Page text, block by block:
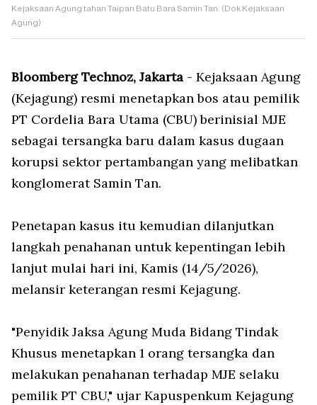
Kejaksaan Agung tahan Taipan Batu Bara Samin Tan. (Dok Kejaksaan
Agung)
Bloomberg Technoz, Jakarta - Kejaksaan Agung
(Kejagung) resmi menetapkan bos atau pemilik
PT Cordelia Bara Utama (CBU) berinisial MJE
sebagai tersangka baru dalam kasus dugaan
korupsi sektor pertambangan yang melibatkan
konglomerat Samin Tan.
Penetapan kasus itu kemudian dilanjutkan
langkah penahanan untuk kepentingan lebih
lanjut mulai hari ini, Kamis (14/5/2026),
melansir keterangan resmi Kejagung.
"Penyidik Jaksa Agung Muda Bidang Tindak
Khusus menetapkan 1 orang tersangka dan
melakukan penahanan terhadap MJE selaku
pemilik PT CBU," ujar Kapuspenkum Kejagung